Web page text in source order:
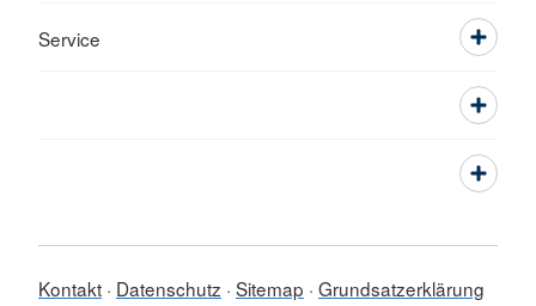
Service
Kontakt Datenschutz Sitemap Grundsatzerklärung